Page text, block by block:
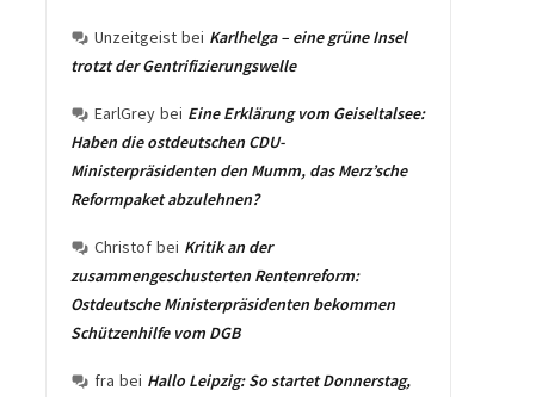
Unzeitgeist bei Karlhelga – eine grüne Insel
trotzt der Gentrifizierungswelle
EarlGrey bei Eine Erklärung vom Geiseltalsee:
Haben die ostdeutschen CDU-
Ministerpräsidenten den Mumm, das Merz’sche
Reformpaket abzulehnen?
Christof bei Kritik an der
zusammengeschusterten Rentenreform:
Ostdeutsche Ministerpräsidenten bekommen
Schützenhilfe vom DGB
fra bei Hallo Leipzig: So startet Donnerstag,